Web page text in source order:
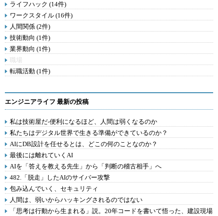
ライフハック (14件)
ワークスタイル (16件)
人間関係 (2件)
技術動向 (1件)
業界動向 (1件)
職場
転職活動 (1件)
エンジニアライフ 最新の投稿
私は技術屋だ-便利になるほど、人間は弱くなるのか
私たちはデジタル世界で生きる準備ができているのか？
AIにDB設計を任せるとは、どこの何のことなのか？
最後には離れていくAI
AIを「答えを教える先生」から「判断の稽古相手」へ
482.「脱走」したAIのサイバー攻撃
包み込んでいく、セキュリティ
人間は、弱いからハッキングされるのではない
「思考は行動から生まれる」説。20年コードを書いて悟った、建設現場